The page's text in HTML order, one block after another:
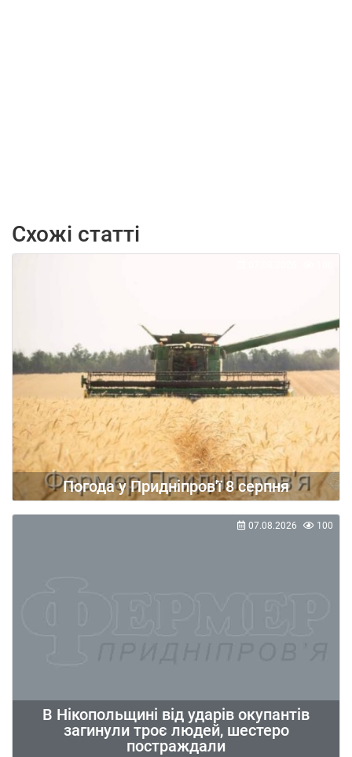
Схожі статті
Погода у Придніпров'ї 8 серпня
В Нікопольщині від ударів окупантів
загинули троє людей, шестеро
постраждали
07.08.2026 100